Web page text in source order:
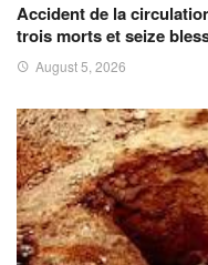
Accident de la
trois morts et seize
August 5, 2026